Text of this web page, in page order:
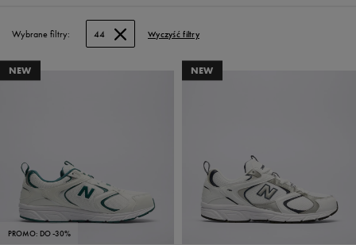
Wybrane filtry: 44 Wyczyść filtry
NEW
PROMO: DO -30%
NEW